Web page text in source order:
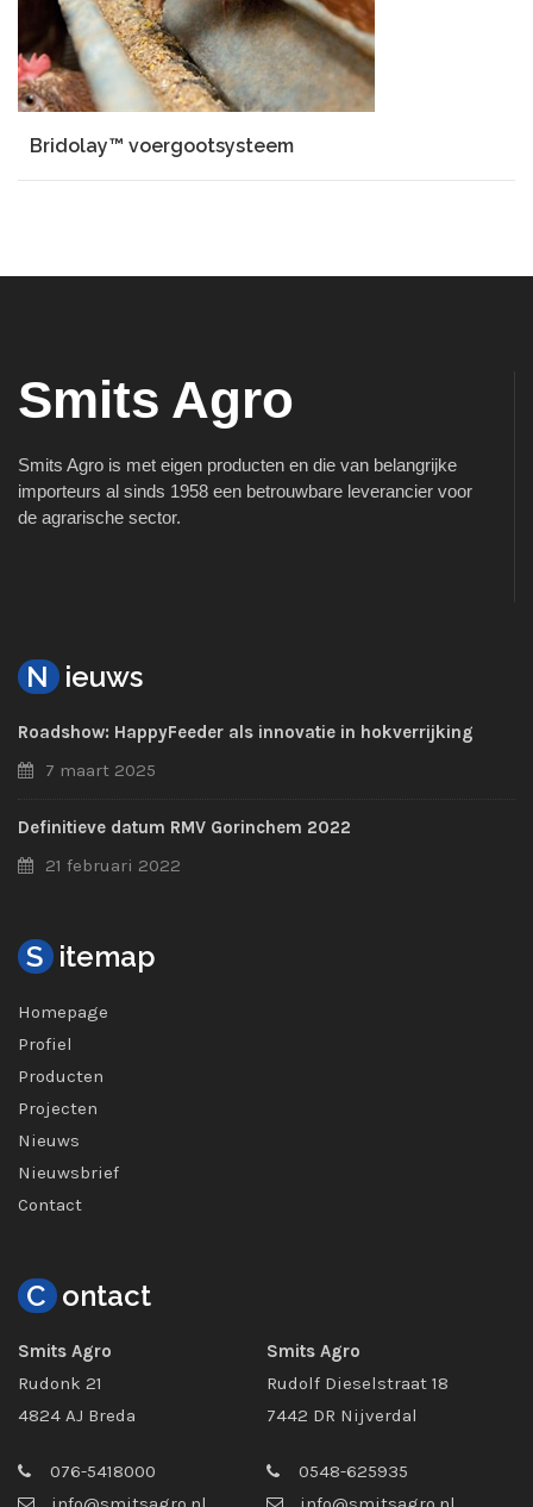
Bridolay™ voergootsysteem
Smits Agro
Smits Agro is met eigen producten en die van belangrijke
importeurs al sinds 1958 een betrouwbare leverancier voor
de agrarische sector.
N ieuws
Roadshow: HappyFeeder als innovatie in hokverrijking
7 maart 2025
Definitieve datum RMV Gorinchem 2022
21 februari 2022
S itemap
Homepage
Profiel
Producten
Projecten
Nieuws
Nieuwsbrief
Contact
C ontact
Smits Agro
Rudonk 21
4824 AJ Breda
076-5418000
Smits Agro
Rudolf Dieselstraat 18
7442 DR Nijverdal
0548-625935